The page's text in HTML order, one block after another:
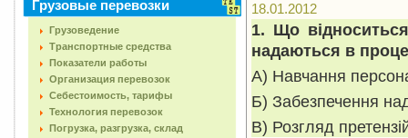
Грузовые перевозки
Грузоведение
Транспортные средства
Показатели работы
Организация перевозок
Себестоимость, тарифы
Технология перевозок
Погрузка, разгрузка, склад
18.01.2012
1. Що
надаються в
А) Навчання
Б) Забезпечення
В) Розгляд